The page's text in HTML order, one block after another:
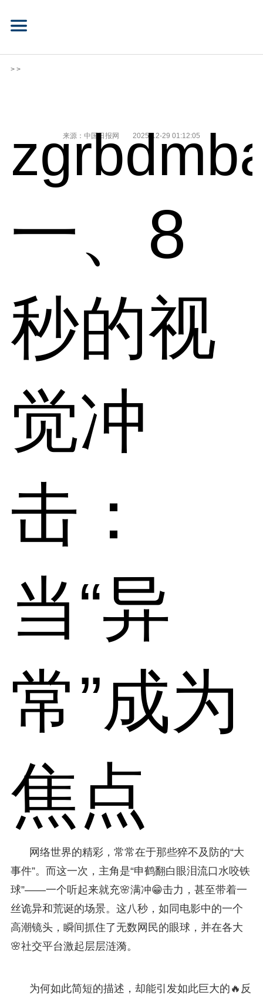
> >
来源：中国日报网 2025-12-29 01:12:05
一、8
秒的视
觉冲
击：
当“异
常”成为
焦点
网络世界的精彩，常常在于那些猝不及防的“大
事件”。而这一次，主角是“申鹤翻白眼泪流口水咬铁
球”——一个听起来就充🌸满冲😁击力，甚至带着一
丝诡异和荒诞的场景。这八秒，如同电影中的一个
高潮镜头，瞬间抓住了无数网民的眼球，并在各大
🌸社交平台激起层层涟漪。
为何如此简短的描述，却能引发如此巨大的🔥反